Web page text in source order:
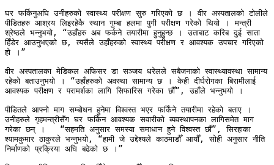
घर फर्किनुअघि उनीहरुको स्वास्थ्य परीक्षण सुरु गरिएको छ । वीर अस्पतालको टोलीले
पीडितहरु आश्रय लिइरहेकै स्थान गुम्बा हलमा पुगी परीक्षण गरेको थियो । मन्त्री
श्रेष्ठले भन्नुभयो, “उहाँहरु अब फर्कने तयारीमा हुनुहुन्छ । उताबाट करिब दुई साता
हिँडेर आउनुभएको छ, त्यसैले उहाँहरुको स्वास्थ्य परीक्षण र आवश्यक उपचार गरिएको
हो ।”
वीर अस्पतालका मेडिकल अफिसर डा सञ्जय धरेलले सबैजनाको स्वास्थ्यावस्था सामान्य
रहेको बताउनुभयो । “उहाँहरुको अवस्था सामान्य छ । केही दीर्घरोगका बिरामीलाई
आवश्यक परीक्षण र परामर्शका लागि सिफारिस गरेका छौँ”, उहाँले भन्नुभयो ।
पीडितले आफ्नो माग सम्बोधन हुनेमा विश्वस्त भएर फर्किंने तयारीमा रहेको बताए ।
उनीहरुले गृहमन्त्रीसँग घर फर्किन आवश्यक सवारीको व्यवस्थापनका लागिसमेत माग
गरेका छन् ।   “सहमति अनुसार समस्या समाधान हुने विश्वस्त छौँ”, सिरहाका
श्यामकुमार ठाकुरले भन्नुभयो, “हामी जे उद्देश्यले काठमाडौँ आयौँ, सोही अनुसार नीति
निर्माणको प्रक्रिया अघि बढेको छ ।”